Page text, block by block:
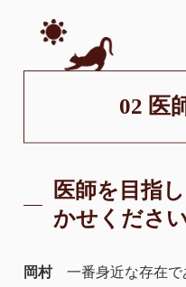
02 医
医師を目指
かせください
岡村
一番身近な存在